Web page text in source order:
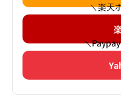
＼楽天
＼